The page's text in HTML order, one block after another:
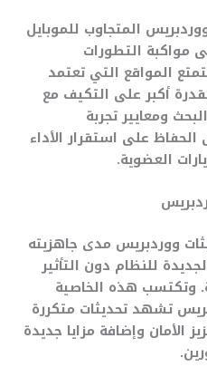
المتجاوب للموبايل
مواكبة التطورات
المواقع التي تعتمد
أكبر على التكيف مع
ومعايير تجربة
على استقرار الأداء
العضوية.
ووردبريس مدى جاهزيته
للنظام دون التأثير
وتكتسب هذه الخاصية
تشهد تحديثات متكررة
الأمان وإضافة مزايا جديدة